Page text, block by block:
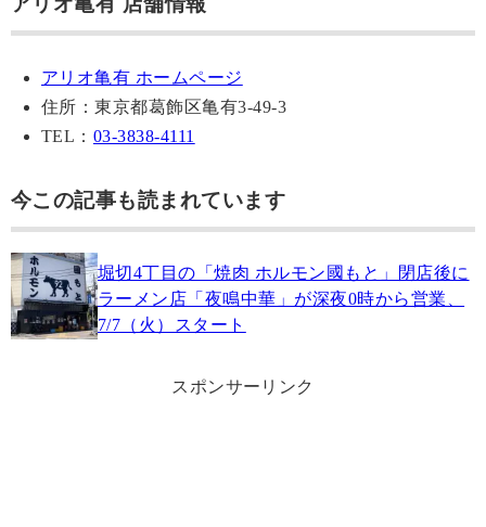
アリオ亀有 ホームページ
住所：東京都葛飾区亀有3-49-3
TEL： 03-3838-4111
今この記事も読まれています
堀切4丁目の「焼肉 ホルモン國もと」閉店後に
ラーメン店「夜鳴中華」が深夜0時から営業、
7/7（火）スタート
スポンサーリンク